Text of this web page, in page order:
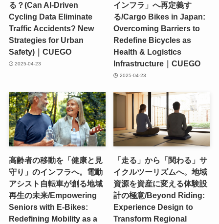
る？(Can AI-Driven
Cycling Data Eliminate
Traffic Accidents? New
Strategies for Urban
Safety)｜CUEGO
2025-04-23
インフラ」へ再定義す
る/Cargo Bikes in Japan:
Overcoming Barriers to
Redefine Bicycles as
Health & Logistics
Infrastructure｜CUEGO
2025-04-23
高齢者の移動を「健康と見
守り」のインフラへ。電動
アシスト自転車が創る地域
再生の未来/Empowering
Seniors with E-Bikes:
Redefining Mobility as a
「走る」から「関わる」サ
イクルツーリズムへ。地域
資源を資産に変える体験設
計の極意/Beyond Riding:
Experience Design to
Transform Regional